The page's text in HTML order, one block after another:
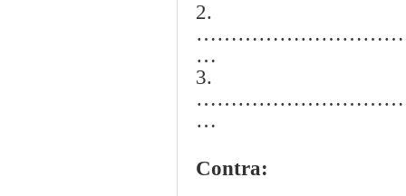
2.
…
3.
…
Contra: